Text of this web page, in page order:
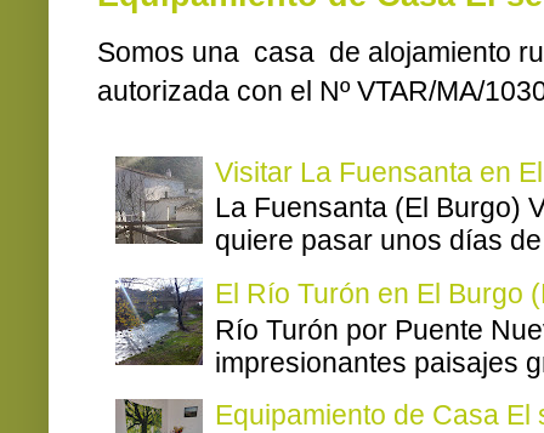
Somos una casa de alojamiento
autorizada con el Nº VTAR/MA/
Visitar La Fuensanta en
La Fuensanta (El Burgo)
quiere pasar unos días
El Río Turón en El Burgo
Río Turón por Puente
impresionantes paisajes
Equipamiento de Casa El